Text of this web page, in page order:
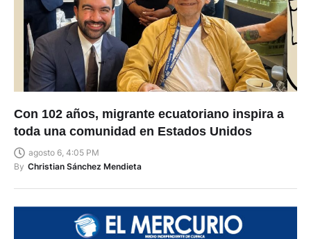
Con 102 años, migrante ecuatoriano inspira a
toda una comunidad en Estados Unidos
agosto 6, 4:05 PM
By Christian Sánchez Mendieta